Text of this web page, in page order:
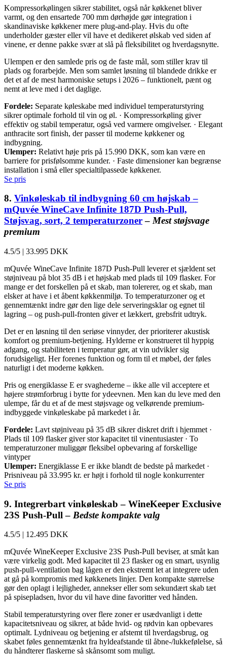
Kompressorkølingen sikrer stabilitet, også når køkkenet bliver
varmt, og den ensartede 700 mm dørhøjde gør integration i
skandinaviske køkkener mere plug-and-play. Hvis du ofte
underholder gæster eller vil have et dedikeret ølskab ved siden af
vinene, er denne pakke svær at slå på fleksibilitet og hverdagsnytte.
Ulempen er den samlede pris og de faste mål, som stiller krav til
plads og forarbejde. Men som samlet løsning til blandede drikke er
det et af de mest harmoniske setups i 2026 – funktionelt, pænt og
nemt at leve med i det daglige.
Fordele: Separate køleskabe med individuel temperaturstyring
sikrer optimale forhold til vin og øl. · Kompressorkøling giver
effektiv og stabil temperatur, også ved varmere omgivelser. · Elegant
anthracite sort finish, der passer til moderne køkkener og
indbygning.
Ulemper: Relativt høje pris på 15.990 DKK, som kan være en
barriere for prisfølsomme kunder. · Faste dimensioner kan begrænse
installation i små eller specialtilpassede køkkener.
Se pris
8. Vinkøleskab til indbygning 60 cm højskab –
mQuvée WineCave Infinite 187D Push-Pull,
Støjsvag, sort, 2 temperaturzoner–Mest støjsvage
premium
4.5/5 | 33.995 DKK
mQuvée WineCave Infinite 187D Push-Pull leverer et sjældent set
støjniveau på blot 35 dB i et højskab med plads til 109 flasker. For
mange er det forskellen på et skab, man tolererer, og et skab, man
elsker at have i et åbent køkkenmiljø. To temperaturzoner og et
gennemtænkt indre gør den lige dele serveringsklar og egnet til
lagring – og push-pull-fronten giver et lækkert, grebsfrit udtryk.
Det er en løsning til den seriøse vinnyder, der prioriterer akustisk
komfort og premium-betjening. Hylderne er konstrueret til hyppig
adgang, og stabiliteten i temperatur gør, at vin udvikler sig
forudsigeligt. Her forenes funktion og form til et møbel, der føles
naturligt i det moderne køkken.
Pris og energiklasse E er svaghederne – ikke alle vil acceptere et
højere strømforbrug i bytte for ydeevnen. Men kan du leve med den
ulempe, får du et af de mest støjsvage og velkørende premium-
indbyggede vinkøleskabe på markedet i år.
Fordele: Lavt støjniveau på 35 dB sikrer diskret drift i hjemmet ·
Plads til 109 flasker giver stor kapacitet til vinentusiaster · To
temperaturzoner muliggør fleksibel opbevaring af forskellige
vintyper
Ulemper: Energiklasse E er ikke blandt de bedste på markedet ·
Prisniveau på 33.995 kr. er højt i forhold til nogle konkurrenter
Se pris
9. Integrerbart vinkøleskab – WineKeeper Exclusive
23S Push-Pull – Bedste kompakte valg
4.5/5 | 12.495 DKK
mQuvée WineKeeper Exclusive 23S Push-Pull beviser, at småt kan
være virkelig godt. Med kapacitet til 23 flasker og en smart, usynlig
push-pull-ventilation bag lågen er den ekstremt let at integrere uden
at gå på kompromis med køkkenets linjer. Den kompakte størrelse
gør den oplagt i lejligheder, annekser eller som sekundært skab tæt
på spisepladsen, hvor du vil have dine favoritter ved hånden.
Stabil temperaturstyring over flere zoner er usædvanligt i dette
kapacitetsniveau og sikrer, at både hvid- og rødvin kan opbevares
optimalt. Lydniveau og betjening er afstemt til hverdagsbrug, og
skabet føles gennemtænkt fra hyldeafstande til åbne-/lukkefølelse, så
du håndterer flaskerne så skånsomt som muligt.